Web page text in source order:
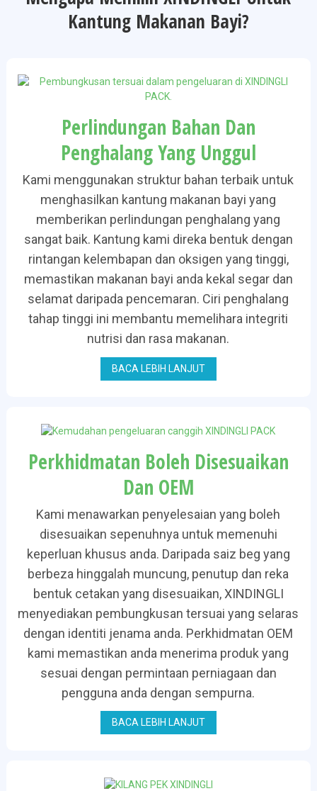
Kantung Makanan Bayi?
Perlindungan Bahan Dan
Penghalang Yang Unggul
Kami menggunakan struktur bahan terbaik untuk
menghasilkan kantung makanan bayi yang
memberikan perlindungan penghalang yang
sangat baik. Kantung kami direka bentuk dengan
rintangan kelembapan dan oksigen yang tinggi,
memastikan makanan bayi anda kekal segar dan
selamat daripada pencemaran. Ciri penghalang
tahap tinggi ini membantu memelihara integriti
nutrisi dan rasa makanan.
BACA LEBIH LANJUT
Perkhidmatan Boleh Disesuaikan
Dan OEM
Kami menawarkan penyelesaian yang boleh
disesuaikan sepenuhnya untuk memenuhi
keperluan khusus anda. Daripada saiz beg yang
berbeza hinggalah muncung, penutup dan reka
bentuk cetakan yang disesuaikan, XINDINGLI
menyediakan pembungkusan tersuai yang selaras
dengan identiti jenama anda. Perkhidmatan OEM
kami memastikan anda menerima produk yang
sesuai dengan permintaan perniagaan dan
pengguna anda dengan sempurna.
BACA LEBIH LANJUT